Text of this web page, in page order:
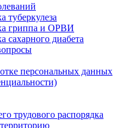
туберкулеза
гриппа и ОРВИ
сахарного диабета
персональных данных
трудового распорядка